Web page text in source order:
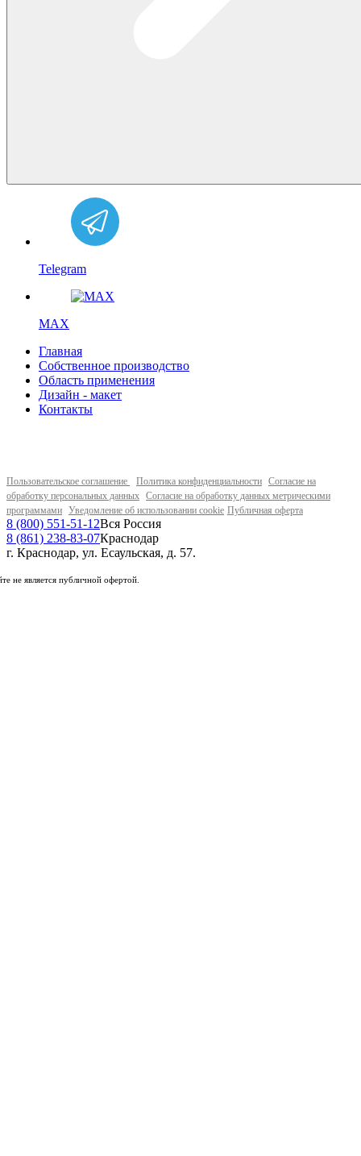
Telegram
MAX
Главная
Собственное производство
Область применения
Дизайн - макет
Контакты
Пользовательское соглашение Политика конфиденциальности Согласие на
обработку персональных данных Согласие на обработку данных метрическими
программами Уведомление об использовании cookie Публичная оферта
8 (800) 551-51-12Вся Россия
8 (861) 238-83-07Краснодар
г. Краснодар, ул. Есаульская, д. 57.
не является публичной офертой.